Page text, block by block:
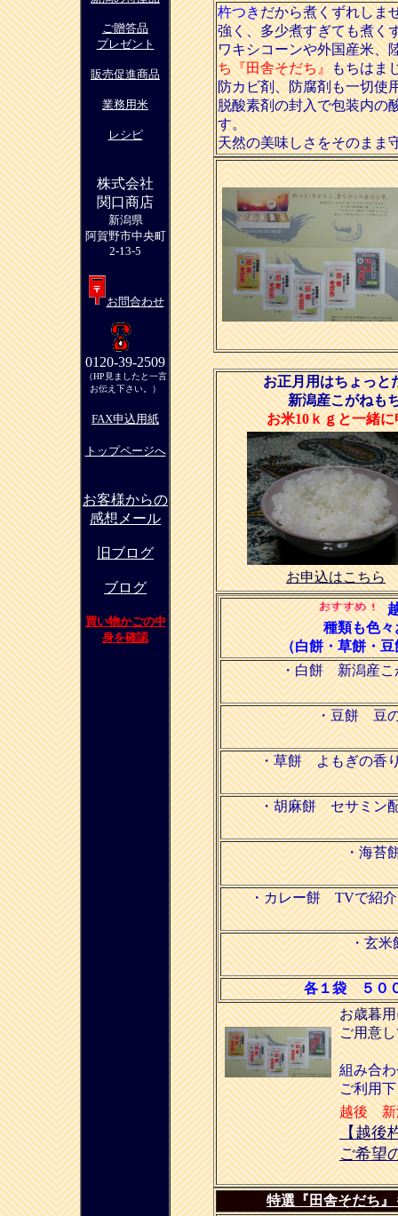
ご贈答品
プレゼント
販売促進商品
業務用米
レシピ
株式会社
関口商店
新潟県
阿賀野市中央町
2-13-5
お問合わせ
0120-39-2509
（HP見ましたと一言
お伝え下さい。）
FAX申込用紙
トップページへ
お客様からの
感想メール
旧ブログ
ブログ
買い物かごの中
身を確認
杵つきだから煮くずれしま
強く、多少煮すぎても煮
ワキシコーンや外国産米、
ち『田舎そだち』もちはま
防カビ剤、防腐剤も一切使
脱酸素剤の封入で包装内の
す。
天然の美味しさをそのまま
お正月用はちょっと
新潟産こがねも
お米10ｋｇと一緒
お申込はこちら
種類も色
（白餅・草餅・
・白餅 新潟産こ
・豆餅 豆の
・草餅 よもぎの香
・胡麻餅 セサミン
・海苔
・カレー餅 TVで紹介
・玄
各１袋 ５０
お歳暮
ご用意
組み合
ご利用
越後 新
【越後
ご希望
特選『田舎そだち